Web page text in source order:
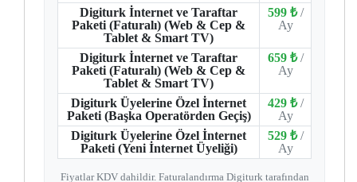
Digiturk İnternet ve Taraftar
Paketi (Faturalı) (Web & Cep &
Tablet & Smart TV)
599 ₺ /
Ay
Digiturk İnternet ve Taraftar
Paketi (Faturalı) (Web & Cep &
Tablet & Smart TV)
659 ₺ /
Ay
Digiturk Üyelerine Özel İnternet
Paketi (Başka Operatörden Geçiş)
429 ₺ /
Ay
Digiturk Üyelerine Özel İnternet
Paketi (Yeni İnternet Üyeliği)
529 ₺ /
Ay
Fiyatlar KDV dahildir. Faturalandırma Digiturk tarafından